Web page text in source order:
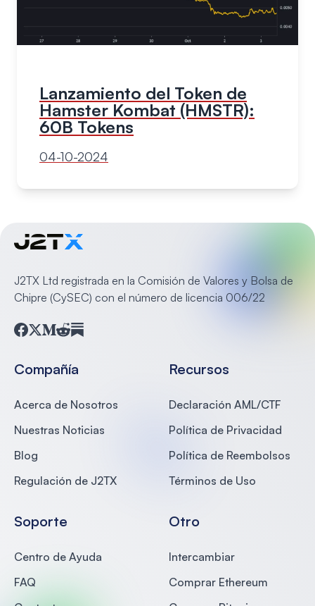
Lanzamiento del Token de
Hamster Kombat (HMSTR):
60B Tokens
04-10-2024
J2TX Ltd registrada en la Comisión de Valores y Bolsa de
Chipre (CySEC) con el número de licencia 006/22
Compañía
Acerca de Nosotros
Nuestras Noticias
Blog
Regulación de J2TX
Soporte
Centro de Ayuda
FAQ
Recursos
Declaración AML/CTF
Política de Privacidad
Política de Reembolsos
Términos de Uso
Otro
Intercambiar
Comprar Ethereum